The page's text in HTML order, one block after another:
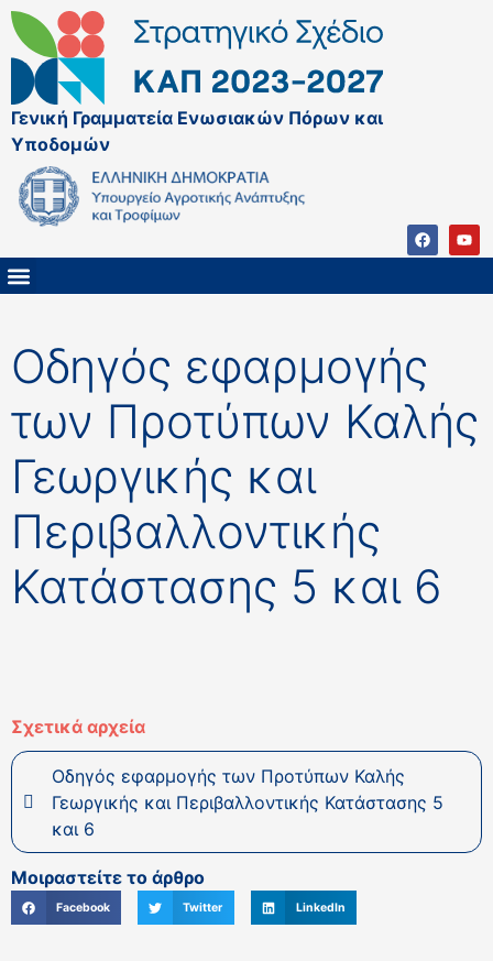
Γενική Γραμματεία Ενωσιακών Πόρων και
Υποδομών
Οδηγός εφαρμογής
των Προτύπων Καλής
Γεωργικής και
Περιβαλλοντικής
Κατάστασης 5 και 6
Σχετικά αρχεία
Οδηγός εφαρμογής των Προτύπων Καλής
Γεωργικής και Περιβαλλοντικής Κατάστασης 5
και 6
Μοιραστείτε το άρθρο
Facebook Twitter LinkedIn